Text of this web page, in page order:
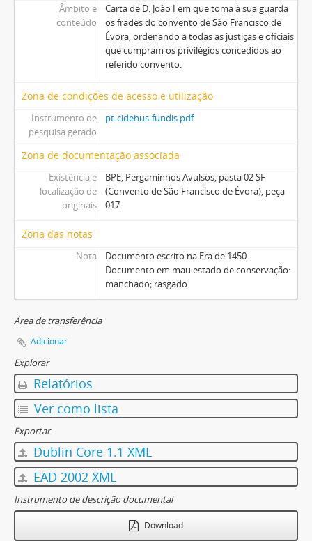
Âmbito e
conteúdo
Carta de D. João I em que toma à sua guarda
os frades do convento de São Francisco de
Évora, ordenando a todas as justiças e oficiais
que cumpram os privilégios concedidos ao
referido convento.
Zona de condições de acesso e utilização
Instrumento de
pesquisa gerado
pt-cidehus-fundis.pdf
Zona de documentação associada
Existência e
localização de
originais
BPE, Pergaminhos Avulsos, pasta 02 SF
(Convento de São Francisco de Évora), peça
017
Zona das notas
Nota
Documento escrito na Era de 1450.
Documento em mau estado de conservação:
manchado; rasgado.
Área de transferência
Adicionar
Explorar
Relatórios
Ver como lista
Exportar
Dublin Core 1.1 XML
EAD 2002 XML
Instrumento de descrição documental
Download